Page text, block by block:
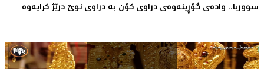
سووریا.. واده‌ی گۆڕینه‌وه‌ی دراوی كۆن به‌ دراوی نوێ درێژ كرایه‌وه‌